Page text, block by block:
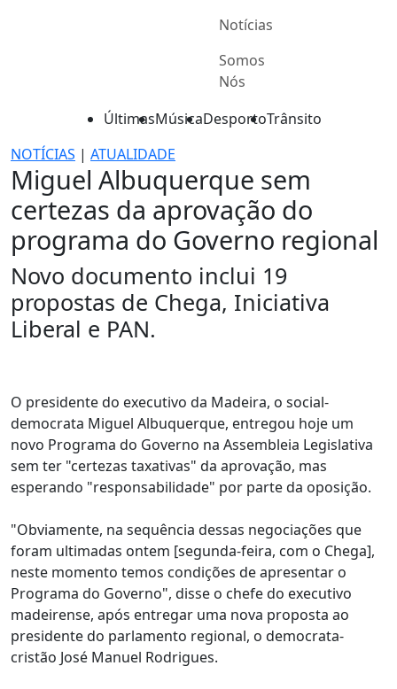
Notícias
Somos
Nós
ÚltimasMúsicaDesportoTrânsito
NOTÍCIAS | ATUALIDADE
Miguel Albuquerque sem
certezas da aprovação do
programa do Governo regional
Novo documento inclui 19
propostas de Chega, Iniciativa
Liberal e PAN.
O presidente do executivo da Madeira, o social-
democrata Miguel Albuquerque, entregou hoje um
novo Programa do Governo na Assembleia Legislativa
sem ter "certezas taxativas" da aprovação, mas
esperando "responsabilidade" por parte da oposição.
"Obviamente, na sequência dessas negociações que
foram ultimadas ontem [segunda-feira, com o Chega],
neste momento temos condições de apresentar o
Programa do Governo", disse o chefe do executivo
madeirense, após entregar uma nova proposta ao
presidente do parlamento regional, o democrata-
cristão José Manuel Rodrigues.